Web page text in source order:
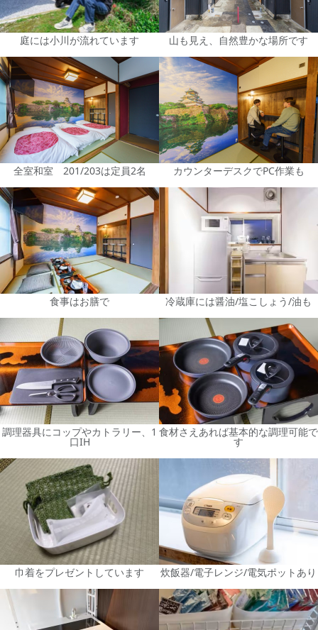
庭には小川が流れています 山も見え、自然豊かな場所です
全室和室 201/203は定員2名 カウンターデスクでPC作業も
食事はお膳で 冷蔵庫には醤油/塩こしょう/油も
調理器具にコップやカトラリー、1
口IH
食材さえあれば基本的な調理可能で
す
巾着をプレゼントしています 炊飯器/電子レンジ/電気ポットあり